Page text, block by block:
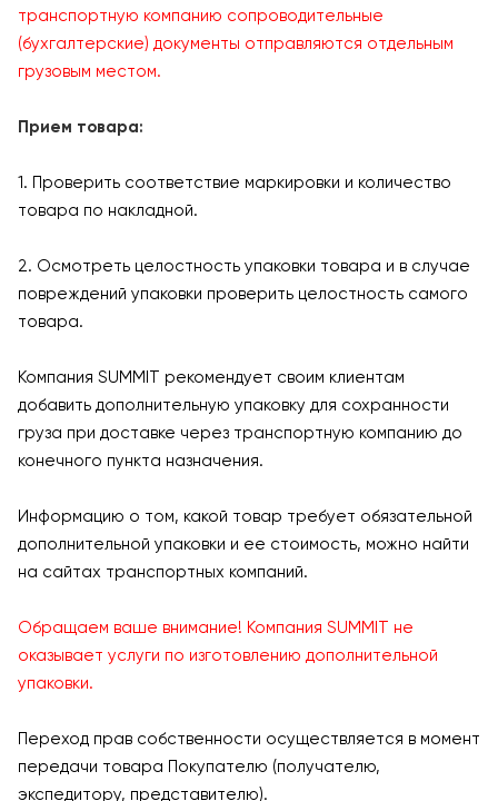
транспортную компанию сопроводительные
(бухгалтерские) документы отправляются отдельным
грузовым местом.
Прием товара:
1. Проверить соответствие маркировки и количество
товара по накладной.
2. Осмотреть целостность упаковки товара и в случае
повреждений упаковки проверить целостность самого
товара.
Компания SUMMIT рекомендует своим клиентам
добавить дополнительную упаковку для сохранности
груза при доставке через транспортную компанию до
конечного пункта назначения.
Информацию о том, какой товар требует обязательной
дополнительной упаковки и ее стоимость, можно найти
на сайтах транспортных компаний.
Обращаем ваше внимание! Компания SUMMIT не
оказывает услуги по изготовлению дополнительной
упаковки.
Переход прав собственности осуществляется в момент
передачи товара Покупателю (получателю,
экспедитору, представителю).